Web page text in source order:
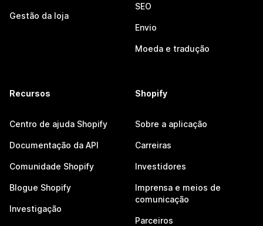
Gestão da loja
SEO
Envio
Moeda e tradução
Recursos
Centro de ajuda Shopify
Documentação da API
Comunidade Shopify
Blogue Shopify
Investigação
Shopify
Sobre a aplicação
Carreiras
Investidores
Imprensa e meios de
comunicação
Parceiros